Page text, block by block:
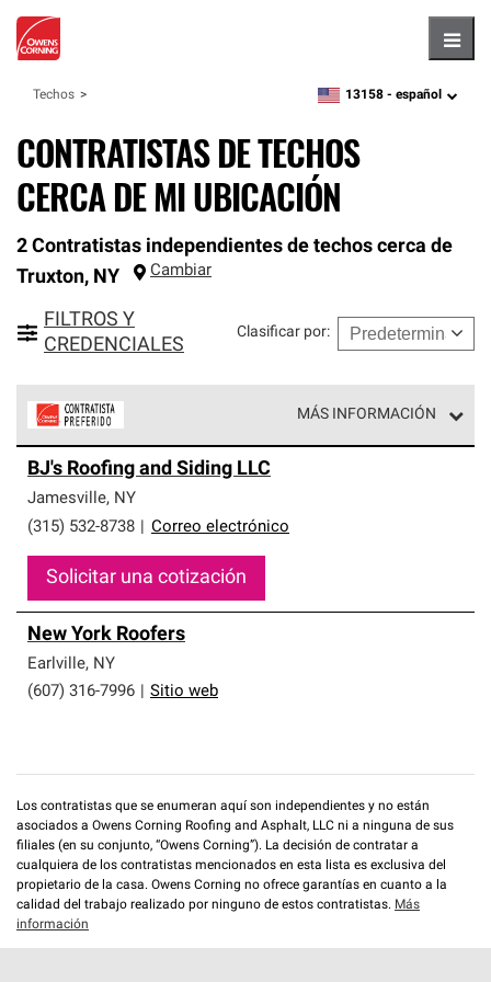
Techos zipcode,language
13158 - español
CONTRATISTAS DE TECHOS
CERCA DE MI UBICACIÓN
2 Contratistas independientes de techos cerca de
Truxton, NY Cambiar
FILTROS Y
CREDENCIALES
Clasificar por:
MÁS INFORMACIÓN
parte de una red exclusiva de profesionales de techos
que cumplen con altos estándares y requisitos estrictos
de profesionalismo y confiabilidad.
BJ's Roofing and Siding LLC
Jamesville, NY
(315) 532-8738
Correo electrónico
Solicitar una cotización
New York Roofers
Earlville, NY
(607) 316-7996
Sitio web
Los contratistas que se enumeran aquí son independientes y no están
asociados a Owens Corning Roofing and Asphalt, LLC ni a ninguna de sus
filiales (en su conjunto, “Owens Corning”). La decisión de contratar a
cualquiera de los contratistas mencionados en esta lista es exclusiva del
propietario de la casa. Owens Corning no ofrece garantías en cuanto a la
calidad del trabajo realizado por ninguno de estos contratistas. Más
información